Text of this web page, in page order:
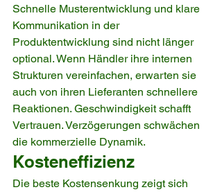
Schnelle Musterentwicklung und klare
Kommunikation in der
Produktentwicklung sind nicht länger
optional. Wenn Händler ihre internen
Strukturen vereinfachen, erwarten sie
auch von ihren Lieferanten schnellere
Reaktionen. Geschwindigkeit schafft
Vertrauen. Verzögerungen schwächen
die kommerzielle Dynamik.
Kosteneffizienz
Die beste Kostensenkung zeigt sich